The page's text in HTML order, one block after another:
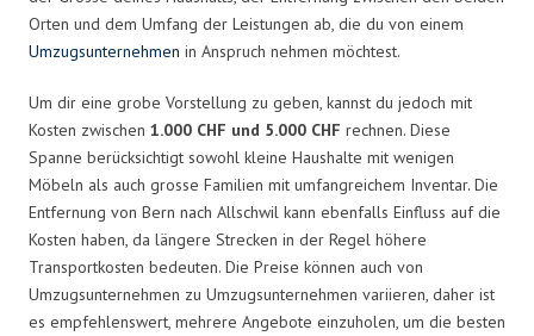
Orten und dem Umfang der Leistungen ab, die du von einem
Umzugsunternehmen in Anspruch nehmen möchtest.
Um dir eine grobe Vorstellung zu geben, kannst du jedoch mit
Kosten zwischen 1.000 CHF und 5.000 CHF rechnen. Diese
Spanne berücksichtigt sowohl kleine Haushalte mit wenigen
Möbeln als auch grosse Familien mit umfangreichem Inventar. Die
Entfernung von Bern nach Allschwil kann ebenfalls Einfluss auf die
Kosten haben, da längere Strecken in der Regel höhere
Transportkosten bedeuten. Die Preise können auch von
Umzugsunternehmen zu Umzugsunternehmen variieren, daher ist
es empfehlenswert, mehrere Angebote einzuholen, um die besten